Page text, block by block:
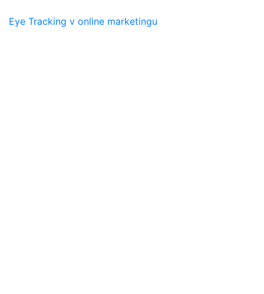
Eye Tracking v online marketingu